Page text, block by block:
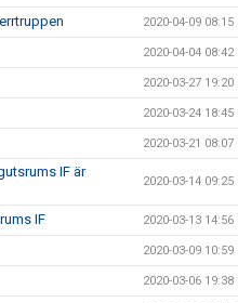
2020-04-09 08:15
2020-04-04 08:42
2020-03-27 19:20
2020-03-24 18:45
2020-03-21 08:07
IF är
2020-03-14 09:25
IF 2020-03-13 14:56
2020-03-09 10:59
2020-03-06 19:38